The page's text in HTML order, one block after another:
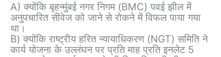
A) क्योंकि बृहन्मुंबई नगर निगम (BMC) पवई झील में
अनुपचारित सीवेज को जाने से रोकने में विफल पाया गया
था।
B) क्योंकि राष्ट्रीय हरित न्यायाधिकरण (NGT) समिति ने
कार्य योजना के उल्लंघन पर प्रति माह प्रति इनलेट 5